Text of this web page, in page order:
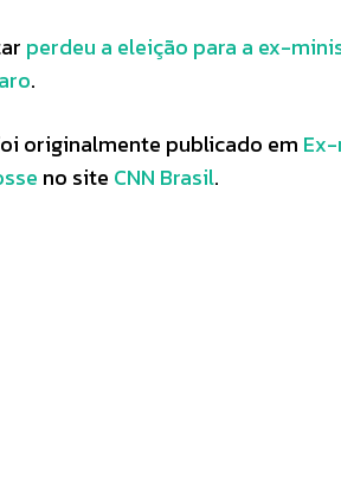
perdeu a eleição para a ex-
.
originalmente publicado em
no site CNN Brasil.